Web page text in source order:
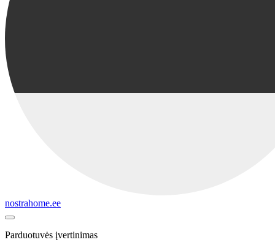
nostrahome.ee
Parduotuvės įvertinimas